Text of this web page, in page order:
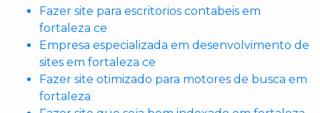
Fazer site para escritorios contabeis em
fortaleza ce
Empresa especializada em desenvolvimento de
sites em fortaleza ce
Fazer site otimizado para motores de busca em
fortaleza